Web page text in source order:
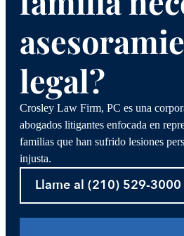
legal?
Crosley Law Firm, PC es una
abogados litigantes enfocada en
familias que han sufrido lesiones
injusta.
Llame al (210) 529-3000